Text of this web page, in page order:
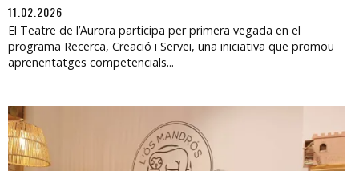
11.02.2026
El Teatre de l’Aurora participa per primera vegada en el
programa Recerca, Creació i Servei, una iniciativa que promou
aprenentatges competencials...